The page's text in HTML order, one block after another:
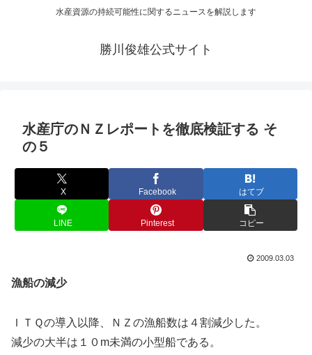
水産資源の持続可能性に関するニュースを解説します
勝川俊雄公式サイト
水産庁のＮＺレポートを徹底検証する そ
の５
X Facebook はてブ
LINE Pinterest コピー
2009.03.03
漁船の減少
ＩＴＱの導入以降、ＮＺの漁船数は４割減少した。
減少の大半は１０m未満の小型船である。